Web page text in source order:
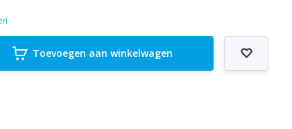
Toevoegen aan winkelwagen